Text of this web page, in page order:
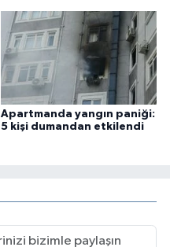
Apartmanda yangın paniği:
5 kişi dumandan etkilendi